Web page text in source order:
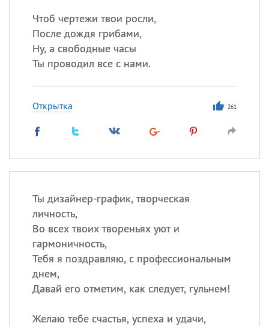
Чтоб чертежи твои росли,
После дождя грибами,
Ну, а свободные часы
Ты проводил все с нами.
Открытка 261
Ты дизайнер-график, творческая
личность,
Во всех твоих твореньях уют и
гармоничность,
Тебя я поздравляю, с профессиональным
днем,
Давай его отметим, как следует, гульнем!
Желаю тебе счастья, успеха и удачи,